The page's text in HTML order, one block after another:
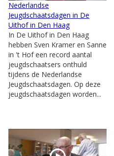
Nederlandse
Jeugdschaatsdagen in De
Uithof in Den Haag
In De Uithof in Den Haag
hebben Sven Kramer en Sanne
in 't Hof een record aantal
jeugdschaatsers onthuld
tijdens de Nederlandse
Jeugdschaatsdagen. Op deze
jeugdschaatsdagen worden...